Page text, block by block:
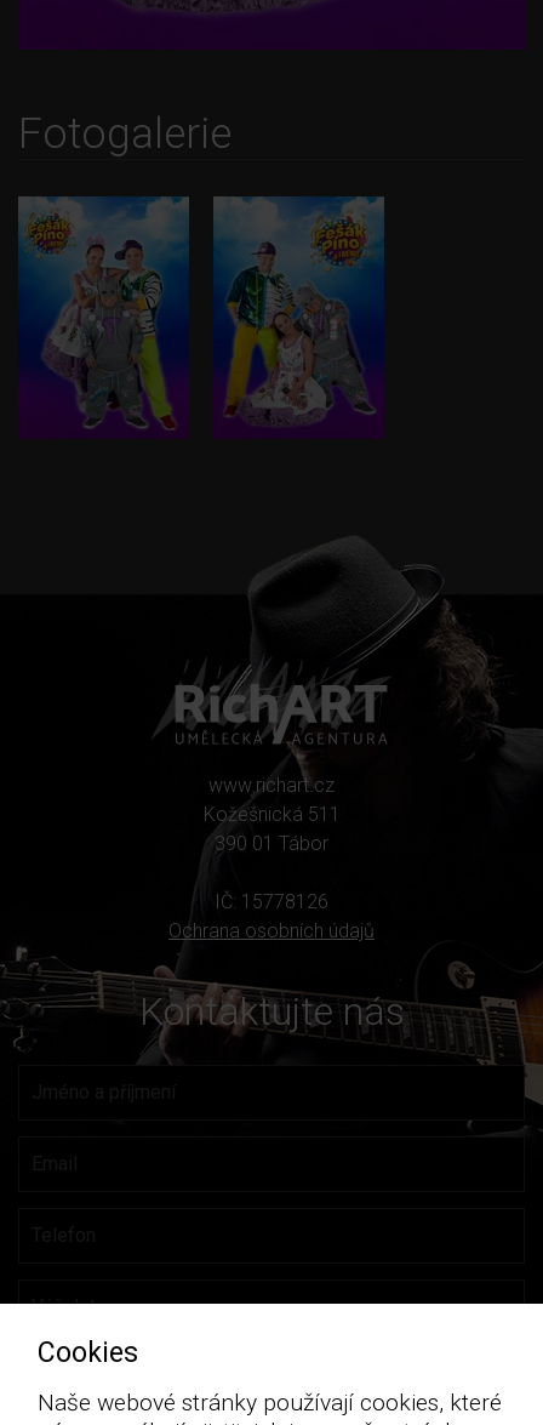
Fotogalerie
www.richart.cz
Kožešnická 511
390 01 Tábor
IČ: 15778126
Ochrana osobních údajů
Kontaktujte nás
Cookies
Naše webové stránky používají cookies, které